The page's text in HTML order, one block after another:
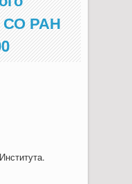
СО РАН